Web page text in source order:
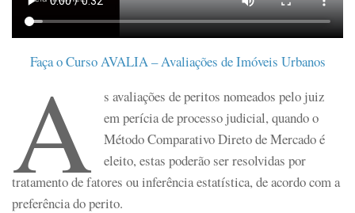
Faça o Curso AVALIA – Avaliações de Imóveis Urbanos
A
s avaliações de peritos nomeados pelo juiz
em perícia de processo judicial, quando o
Método Comparativo Direto de Mercado é
eleito, estas poderão ser resolvidas por
tratamento de fatores ou inferência estatística, de acordo com a
preferência do perito.